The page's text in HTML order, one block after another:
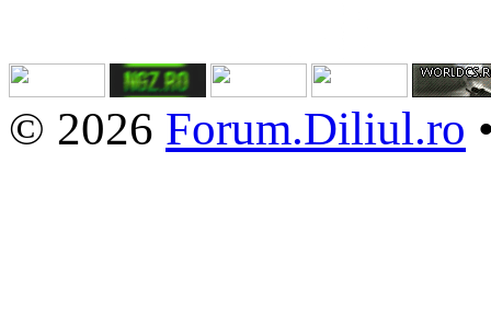
© 2026 Forum.Diliul.ro